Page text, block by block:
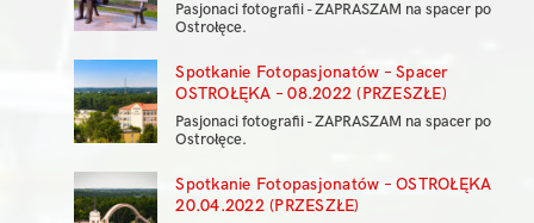
Pasjonaci fotografii - ZAPRASZAM na spacer po
Ostrołęce.
Spotkanie Fotopasjonatów – Spacer
OSTROŁĘKA – 08.2022 (PRZESZŁE)
Pasjonaci fotografii - ZAPRASZAM na spacer po
Ostrołęce.
Spotkanie Fotopasjonatów – OSTROŁĘKA
20.04.2022 (PRZESZŁE)